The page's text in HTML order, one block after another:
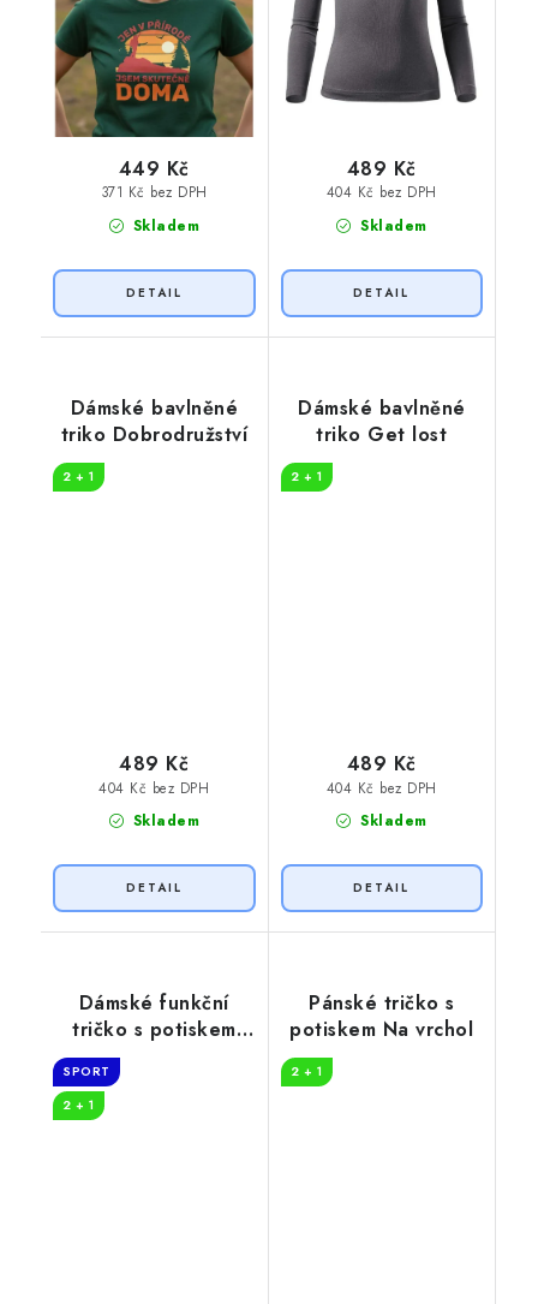
Skladem
371 Kč bez DPH
449 Kč
Skladem
404 Kč bez DPH
489 Kč
Dámské bavlněné
triko Dobrodružství
2 + 1
Skladem
404 Kč bez DPH
489 Kč
Dámské bavlněné
triko Get lost
2 + 1
Skladem
404 Kč bez DPH
489 Kč
Dámské funkční
tričko s potiskem
Get lost
SPORT
2 + 1
Pánské tričko s
potiskem Na vrchol
2 + 1